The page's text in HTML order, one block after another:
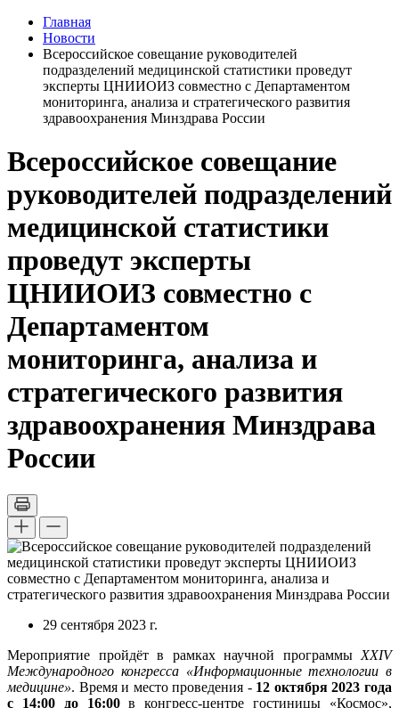
Главная
Новости
Всероссийское совещание руководителей
подразделений медицинской статистики проведут
эксперты ЦНИИОИЗ совместно с Департаментом
мониторинга, анализа и стратегического развития
здравоохранения Минздрава России
Всероссийское совещание
руководителей подразделений
медицинской статистики
проведут эксперты
ЦНИИОИЗ совместно с
Департаментом
мониторинга, анализа и
стратегического развития
здравоохранения Минздрава
России
29 сентября 2023 г.
Мероприятие пройдёт в рамках научной программы XXIV
Международного конгресса «Информационные технологии в
медицине». Время и место проведения - 12 октября 2023 года
с 14:00 до 16:00в конгресс-центре гостиницы «Космос»,